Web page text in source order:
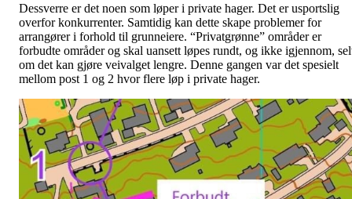
Dessverre er det noen som løper i private hager. Det er usportslig
overfor konkurrenter. Samtidig kan dette skape problemer for
arrangører i forhold til grunneiere. “Privatgrønne” områder er
forbudte områder og skal uansett løpes rundt, og ikke igjennom,
om det kan gjøre veivalget lengre. Denne gangen var det spesielt
mellom post 1 og 2 hvor flere løp i private hager.